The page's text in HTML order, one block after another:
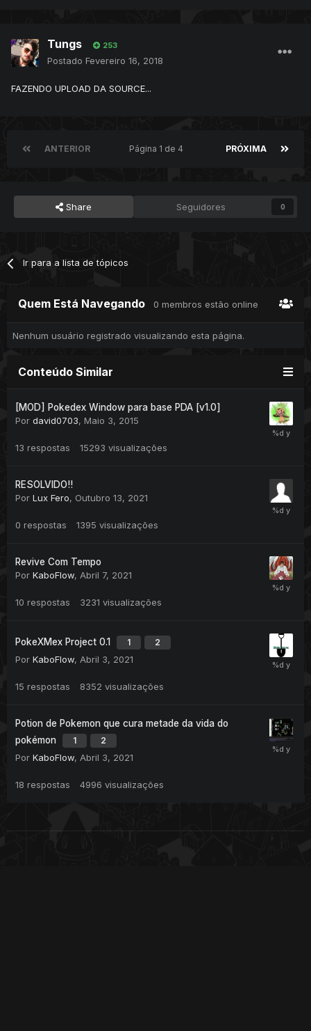
Tungs 253
Postado Fevereiro 16, 2018
FAZENDO UPLOAD DA SOURCE...
ANTERIOR PRÓXIMA
Página 1 de 4
Share Seguidores 0
Ir para a lista de tópicos
Quem Está Navegando 0 membros estão online
Nenhum usuário registrado visualizando esta página.
Conteúdo Similar
[MOD] Pokedex Window para base PDA [v1.0]
Por david0703, Maio 3, 2015
13 respostas 15293 visualizações
RESOLVIDO!!
Por Lux Fero, Outubro 13, 2021
0 respostas 1395 visualizações
Revive Com Tempo
Por KaboFlow, Abril 7, 2021
10 respostas 3231 visualizações
PokeXMex Project 0.1 1 2
Por KaboFlow, Abril 3, 2021
15 respostas 8352 visualizações
Potion de Pokemon que cura metade da vida do
pokémon
1 2
Por KaboFlow, Abril 3, 2021
18 respostas 4996 visualizações